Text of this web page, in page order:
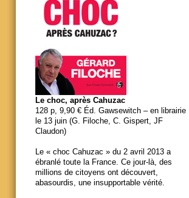
Le choc, après Cahuzac
128 p, 9,90 € Éd. Gawsewitch – en librairie
le 13 juin (G. Filoche, C. Gispert, JF
Claudon)
Le « choc Cahuzac » du 2 avril 2013 a
ébranlé toute la France. Ce jour-là, des
millions de citoyens ont découvert,
abasourdis, une insupportable vérité.